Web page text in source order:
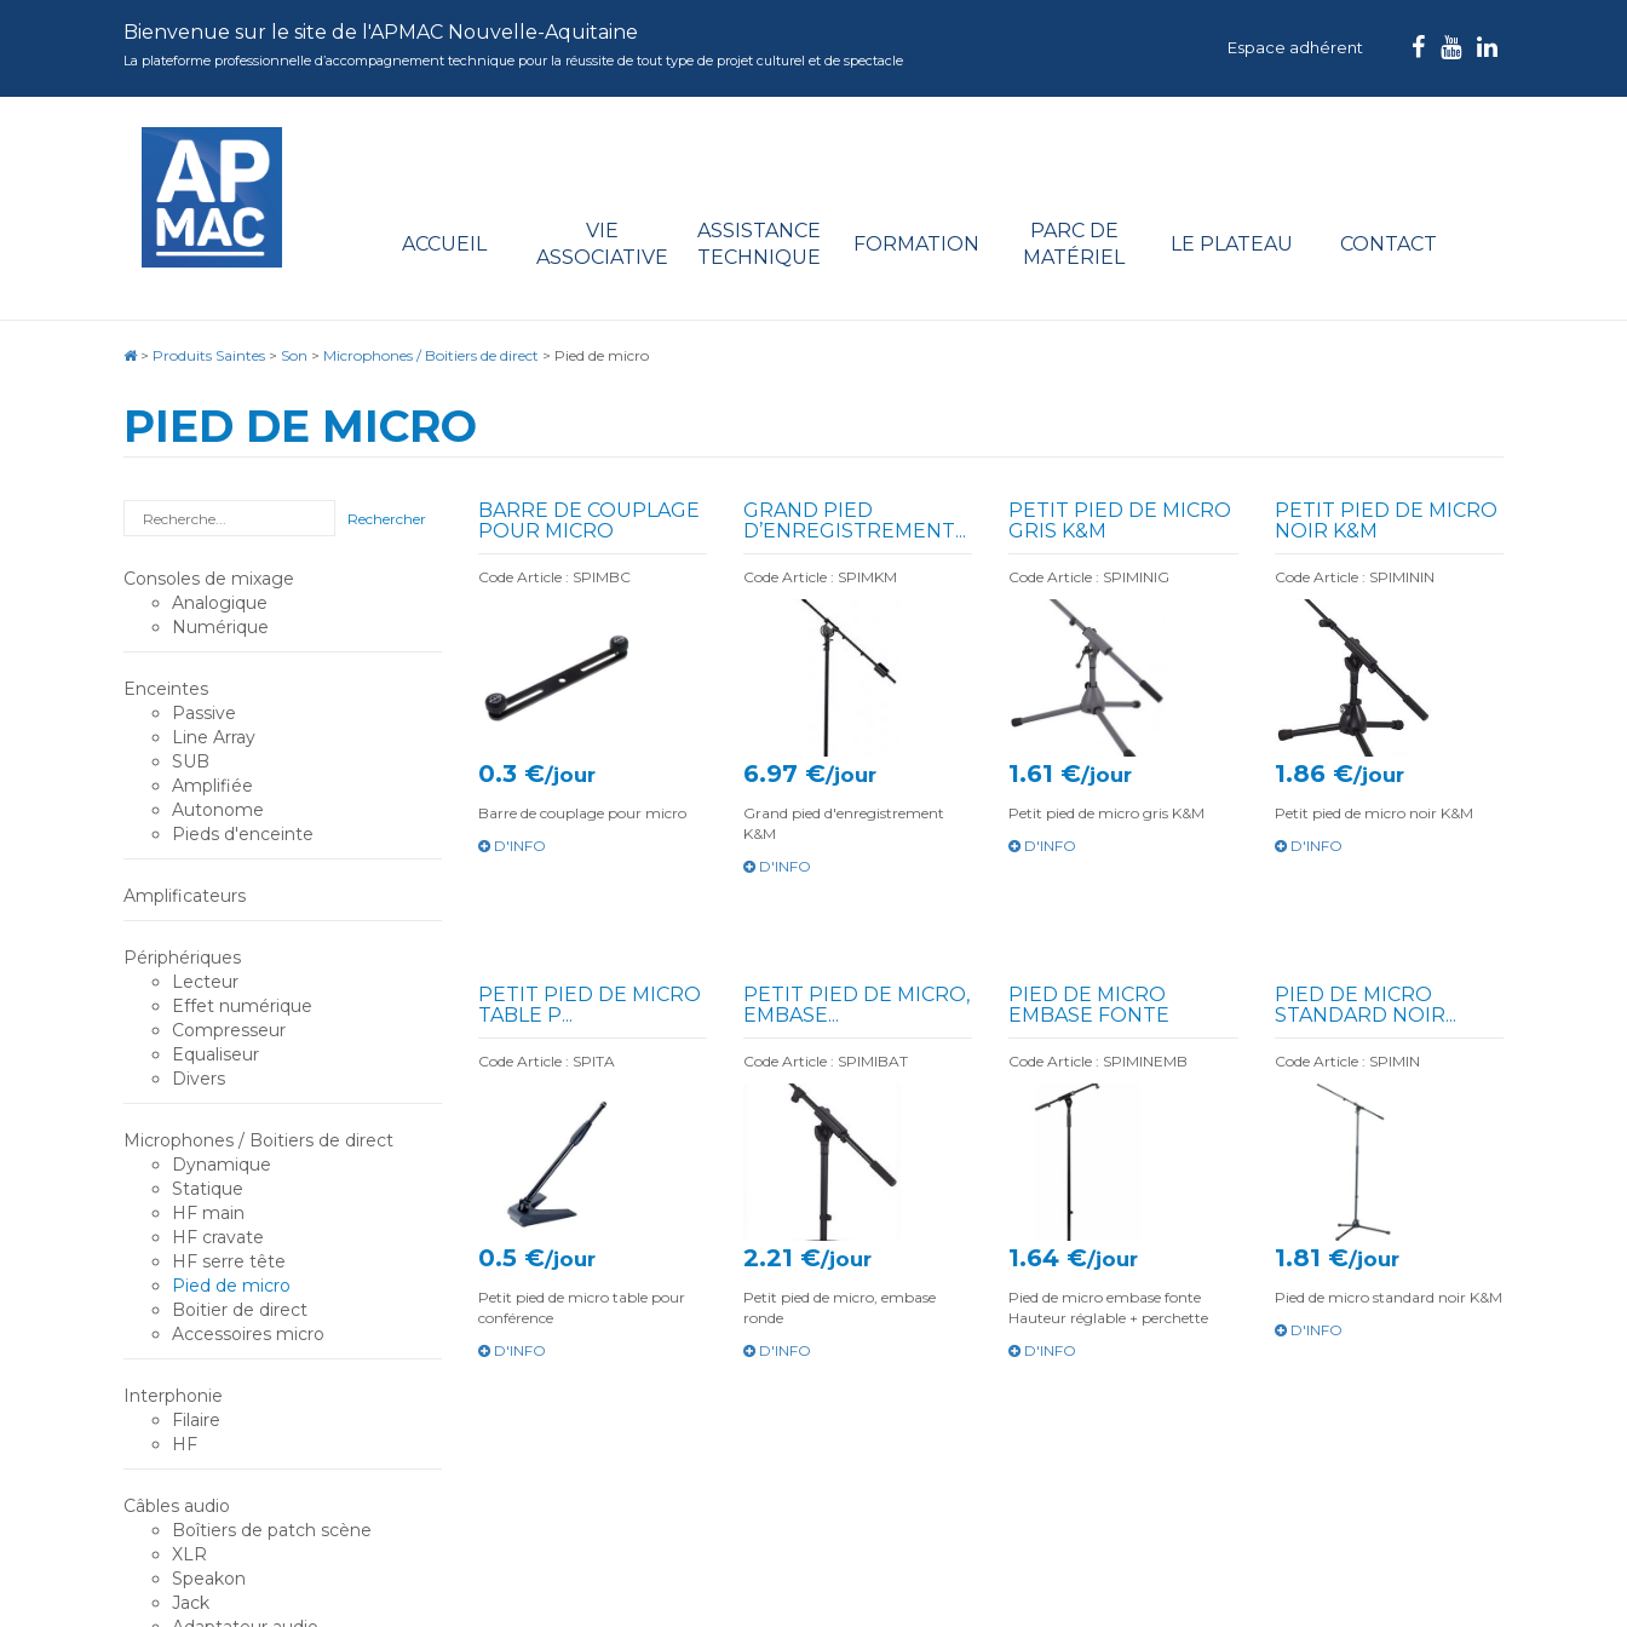
Bienvenue sur le site de l'APMAC Nouvelle-Aquitaine
La plateforme professionnelle d’accompagnement technique pour la réussite de tout type de projet culturel et de spectacle
Espace adhérent
ACCUEIL
VIE
ASSOCIATIVE
ASSISTANCE
TECHNIQUE
FORMATION
PARC DE
MATÉRIEL
LE PLATEAU CONTACT
> Produits Saintes > Son > Microphones / Boitiers de direct > Pied de micro
PIED DE MICRO
Rechercher
Consoles de mixage
Analogique
Numérique
Enceintes
Passive
Line Array
SUB
Amplifiée
Autonome
Pieds d'enceinte
Amplificateurs
Périphériques
Lecteur
Effet numérique
Compresseur
Equaliseur
Divers
Microphones / Boitiers de direct
Dynamique
Statique
HF main
HF cravate
HF serre tête
Pied de micro
Boitier de direct
Accessoires micro
Interphonie
Filaire
HF
Câbles audio
Boîtiers de patch scène
XLR
Speakon
Jack
BARRE DE COUPLAGE
POUR MICRO
Code Article : SPIMBC
0.3 €/jour
Barre de couplage pour micro
D'INFO
GRAND PIED
D’ENREGISTREMENT...
Code Article : SPIMKM
6.97 €/jour
Grand pied d'enregistrement
K&M
D'INFO
PETIT PIED DE MICRO
GRIS K&M
Code Article : SPIMINIG
1.61 €/jour
Petit pied de micro gris K&M
D'INFO
PETIT PIED DE MICRO
NOIR K&M
Code Article : SPIMININ
1.86 €/jour
Petit pied de micro noir K&M
D'INFO
PETIT PIED DE MICRO
TABLE P...
Code Article : SPITA
0.5 €/jour
Petit pied de micro table pour
conférence
D'INFO
PETIT PIED DE MICRO,
EMBASE...
Code Article : SPIMIBAT
2.21 €/jour
Petit pied de micro, embase
ronde
D'INFO
PIED DE MICRO
EMBASE FONTE
Code Article : SPIMINEMB
1.64 €/jour
Pied de micro embase fonte
Hauteur réglable + perchette
D'INFO
PIED DE MICRO
STANDARD NOIR...
Code Article : SPIMIN
1.81 €/jour
Pied de micro standard noir K&M
D'INFO